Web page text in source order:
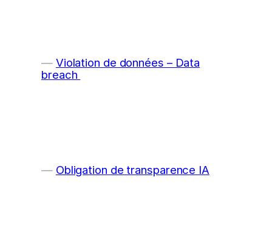
Violation de données – Data
breach
Obligation de transparence IA